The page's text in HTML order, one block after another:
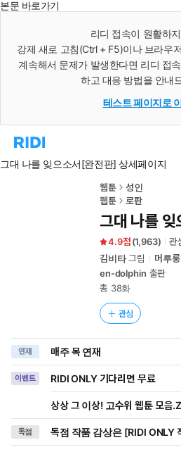
본문 바로가기
리디 접속이 원활하
강제 새로 고침(Ctrl + F5)이나 브라우
계속해서 문제가 발생한다면 리디 접
하고 대응 방법을 안내
테스트 페이지로
리
홈
그대 나를 잊으소서[완전판] 상세페이지
웹툰
성인
웹툰
로판
그대 나를
4.9 (1,963) 관
김비타그림 머루룽
en-dolphin 출판
총 38화
관심
연재 매주 목 연재
이벤트 RIDI ONLY 기다리면 무료
상상 그 이상! 고수위 웹툰 모
독점 독점 작품 감상은 [RIDI ONLY